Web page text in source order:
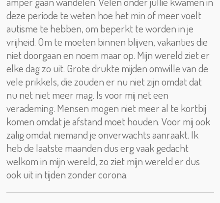
deze periode te weten hoe het min of meer voelt
autisme te hebben, om beperkt te worden in je
vrijheid. Om te moeten binnen blijven, vakanties die
niet doorgaan en noem maar op. Mijn wereld ziet er
elke dag zo uit. Grote drukte mijden omwille van de
vele prikkels, die zouden er nu niet zijn omdat dat
nu net niet meer mag. Is voor mij net een
verademing. Mensen mogen niet meer al te kortbij
komen omdat je afstand moet houden. Voor mij ook
zalig omdat niemand je onverwachts aanraakt. Ik
heb de laatste maanden dus erg vaak gedacht
welkom in mijn wereld, zo ziet mijn wereld er dus
ook uit in tijden zonder corona.